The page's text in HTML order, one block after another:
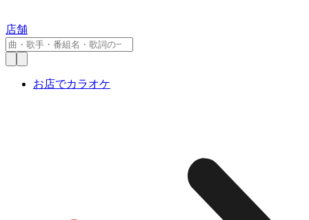
店舗
お店でカラオケ